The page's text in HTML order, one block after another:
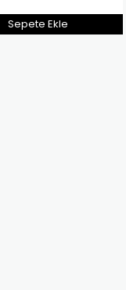
Sepete Ekle